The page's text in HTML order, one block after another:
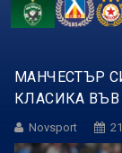
МАНЧЕСТЪР
КЛАСИКА ВЪВ
Novsport